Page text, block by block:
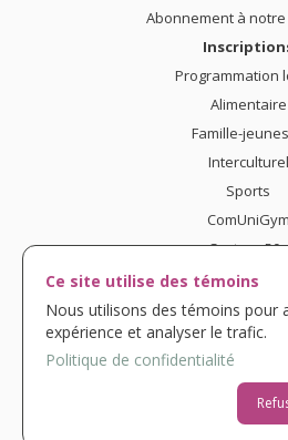
Abonnement à
Programmation
Alimentaire
Famille-
Interculturel
Sports
ComUniGym
Secteur 50+
Nous joindre
UNE
Ce site utilise des témoins
Nous utilisons des témoins pour
expérience et analyser le trafic.
Politique de confidentialité